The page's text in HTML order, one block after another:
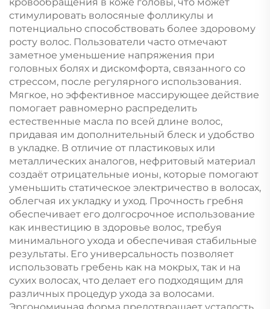
стимулировать волосяные фолликулы и
потенциально способствовать более здоровому
росту волос. Пользователи часто отмечают
заметное уменьшение напряжения при
головных болях и дискомфорта, связанного со
стрессом, после регулярного использования.
Мягкое, но эффективное массирующее действие
помогает равномерно распределить
естественные масла по всей длине волос,
придавая им дополнительный блеск и удобство
в укладке. В отличие от пластиковых или
металлических аналогов, нефритовый материал
создаёт отрицательные ионы, которые помогают
уменьшить статическое электричество в волосах,
облегчая их укладку и уход. Прочность гребня
обеспечивает его долгосрочное использование
как инвестицию в здоровье волос, требуя
минимального ухода и обеспечивая стабильные
результаты. Его универсальность позволяет
использовать гребень как на мокрых, так и на
сухих волосах, что делает его подходящим для
различных процедур ухода за волосами.